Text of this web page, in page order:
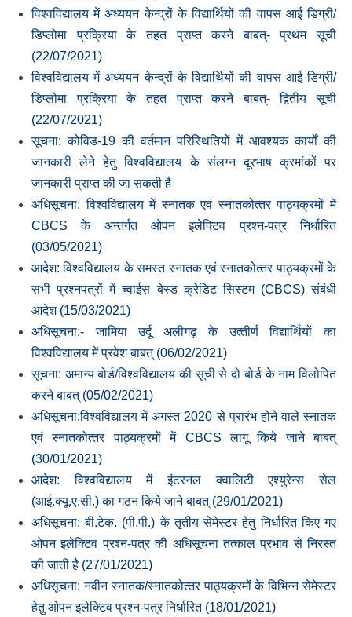
विश्वविद्यालय में अध्ययन केन्द्रों के विद्यार्थियों की वापस आई डिग्री/
डिप्लोमा प्रक्रिया के तहत प्राप्त करने बाबत्- प्रथम सूची
(22/07/2021)
विश्वविद्यालय में अध्ययन केन्द्रों के विद्यार्थियों की वापस आई डिग्री/
डिप्लोमा प्रक्रिया के तहत प्राप्त करने बाबत्- द्वितीय सूची
(22/07/2021)
सूचना: कोविड-19 की वर्तमान परिस्थितियों में आवश्‍यक कार्यों की
जानकारी लेने हेतु विश्‍वविद्यालय के संलग्‍न दूरभाष क्रमांकों पर
जानकारी प्राप्‍त की जा सकती है
अधिसूचना: विश्‍वविद्यालय में स्‍नातक एवं स्‍नातकोत्‍तर पाठ्यक्रमों में
CBCS के अन्‍तर्गत ओपन इलेक्टिव प्रश्‍न-पत्र निर्धारित
(03/05/2021)
आदेश: विश्‍वविद्यालय के समस्‍त स्‍नातक एवं स्‍नातकोत्‍तर पाठ्यक्रमों के
सभी प्रश्‍नपत्रों में च्‍वाईस बेस्‍ड क्रेडिट सिस्‍टम (CBCS) संबंधी
आदेश (15/03/2021)
अधिसूचना:- जामिया उर्दू अलीगढ़ के उत्‍तीर्ण विद्यार्थियों का
विश्‍वविद्यालय में प्रवेश बाबत् (06/02/2021)
सूचना: अमान्‍य बोर्ड/विश्‍वविद्यालय की सूची से दो बोर्ड के नाम विलोपित
करने बाबत् (05/02/2021)
अधिसूचना:विश्‍वविद्यालय में अगस्‍त 2020 से प्रारंभ होने वाले स्‍नातक
एवं स्‍नातकोत्‍तर पाठ्यक्रमों में CBCS लागू किये जाने बाबत्
(30/01/2021)
आदेश: विश्‍वविद्यालय में इंटरनल क्‍वालिटी एश्‍युरेन्‍स सेल
(आई.क्‍यू.ए.सी.) का गठन किये जाने बाबत् (29/01/2021)
अधिसूचना: बी.टेक. (पी.पी.) के तृतीय सेमेस्‍टर हेतु निर्धारित किए गए
ओपन इलेक्टिव प्रश्‍न-पत्र की अधिसूचना तत्‍काल प्रभाव से निरस्‍त
की जाती है (27/01/2021)
अधिसूचना: नवीन स्‍नातक/स्‍नातकोत्‍तर पाठ्यक्रमों के विभिन्‍न सेमेस्‍टर
हेतु ओपन इलेक्टिव प्रश्‍न-पत्र निर्धारित (18/01/2021)